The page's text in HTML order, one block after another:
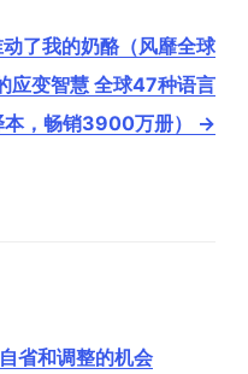
了我的奶酪（风靡全球
应变智慧 全球47种语言
本，畅销3900万册）
→
省和调整的机会